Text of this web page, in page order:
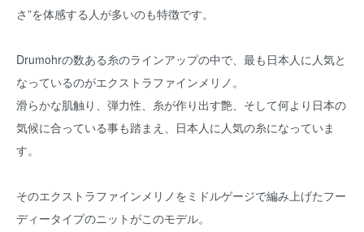
さ”を体感する人が多いのも特徴です。
Drumohrの数ある糸のラインアップの中で、最も日本人に人気と
なっているのがエクストラファインメリノ。
滑らかな肌触り、弾力性、糸が作り出す艶、そして何より日本の
気候に合っている事も踏まえ、日本人に人気の糸になっていま
す。
そのエクストラファインメリノをミドルゲージで編み上げたフー
ディータイプのニットがこのモデル。